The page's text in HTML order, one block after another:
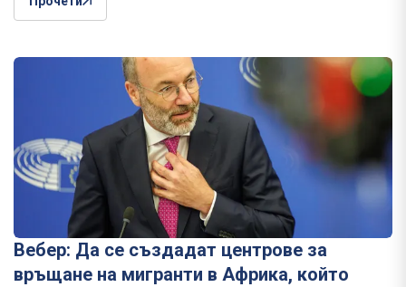
Вебер: Да се създадат центрове за
връщане на мигранти в Африка, който